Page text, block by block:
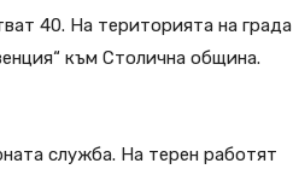
40. На територията на града
към Столична община.
служба. На терен работят